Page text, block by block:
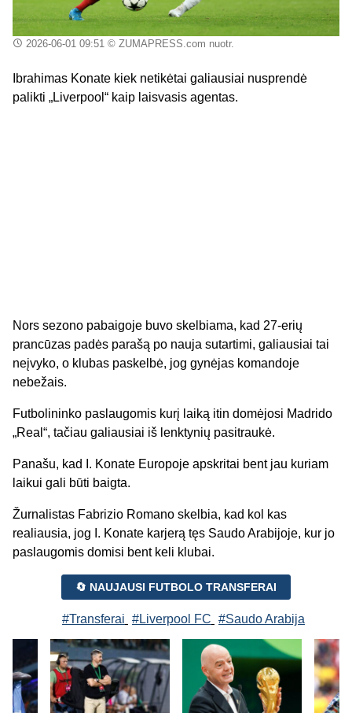
2026-06-01 09:51 © ZUMAPRESS.com nuotr.
Ibrahimas Konate kiek netikėtai galiausiai nusprendė
palikti „Liverpool“ kaip laisvasis agentas.
Nors sezono pabaigoje buvo skelbiama, kad 27-erių
prancūzas padės parašą po nauja sutartimi, galiausiai tai
neįvyko, o klubas paskelbė, jog gynėjas komandoje
nebežais.
Futbolininko paslaugomis kurį laiką itin domėjosi Madrido
„Real“, tačiau galiausiai iš lenktynių pasitraukė.
Panašu, kad I. Konate Europoje apskritai bent jau kuriam
laikui gali būti baigta.
Žurnalistas Fabrizio Romano skelbia, kad kol kas
realiausia, jog I. Konate karjerą tęs Saudo Arabijoje, kur jo
paslaugomis domisi bent keli klubai.
🔄 NAUJAUSI FUTBOLO TRANSFERAI
#Transferai #Liverpool FC #Saudo Arabija